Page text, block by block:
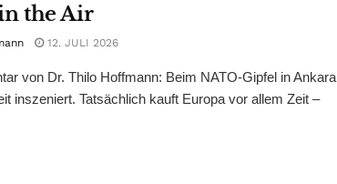
the Air
12. JULI 2026
von Dr. Thilo Hoffmann: Beim NATO-Gipfel in Ankara
inszeniert. Tatsächlich kauft Europa vor allem Zeit –